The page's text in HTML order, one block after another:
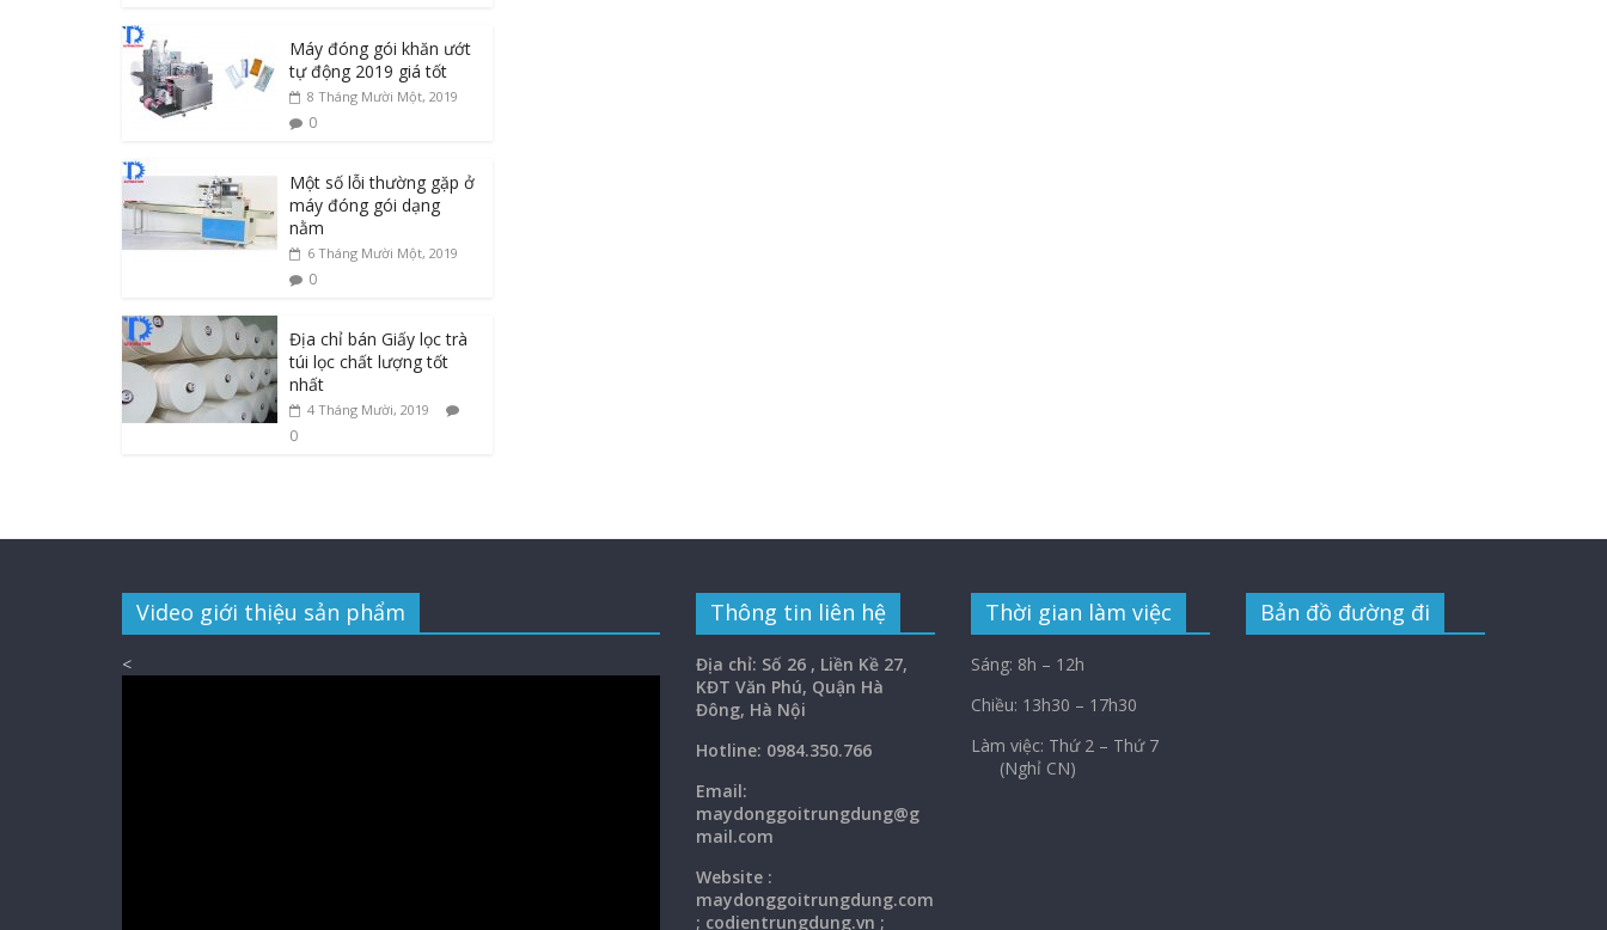
Máy đóng gói khăn ướt
tự động 2019 giá tốt
8 Tháng Mười Một, 2019
0
Một số lỗi thường gặp ở
máy đóng gói dạng
nằm
6 Tháng Mười Một, 2019
0
Địa chỉ bán Giấy lọc trà
túi lọc chất lượng tốt
nhất
4 Tháng Mười, 2019
0
Video giới thiệu sản phẩm
<
Thông tin liên hệ
Địa chỉ: Số 26 , Liền Kề 27,
KĐT Văn Phú, Quận Hà
Đông, Hà Nội
Hotline: 0984.350.766
Email:
maydonggoitrungdung@g
mail.com
Website :
maydonggoitrungdung.com
; codientrungdung.vn ;
Thời gian làm việc
Sáng: 8h – 12h
Chiều: 13h30 – 17h30
Làm việc: Thứ 2 – Thứ 7
(Nghỉ CN)
Bản đồ đường đi